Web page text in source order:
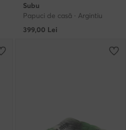
Subu
Papuci de casă · Argintiu
399,00 Lei